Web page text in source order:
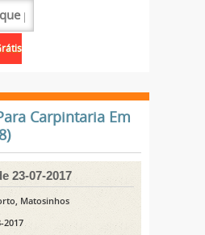
Carpintaria Em
23-07-2017
Matosinhos
2017